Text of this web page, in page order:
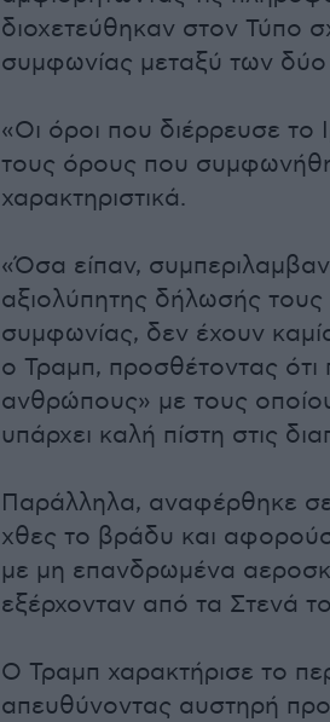
διοχετεύθηκαν στον Τύπο
συμφωνίας μεταξύ των
«Οι όροι που διέρρευσε το
τους όρους που
χαρακτηριστικά.
«Όσα είπαν,
αξιολύπητης δήλωσής τους
συμφωνίας, δεν έχουν
ο Τραμπ, προσθέτοντας ότι
ανθρώπους» με τους
υπάρχει καλή πίστη στις
Παράλληλα, αναφέρθηκε
χθες το βράδυ και
με μη επανδρωμένα
εξέρχονταν από τα Στενά
Ο Τραμπ χαρακτήρισε το
απευθύνοντας αυστηρή